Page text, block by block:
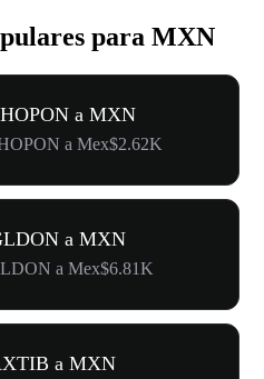
para MXN
a MXN
a Mex$2.62K
a MXN
a Mex$6.81K
a MXN